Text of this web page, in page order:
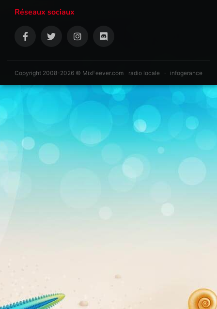
Réseaux sociaux
Copyright 2008-2026 © MixFeever.com radio locale · infogerance